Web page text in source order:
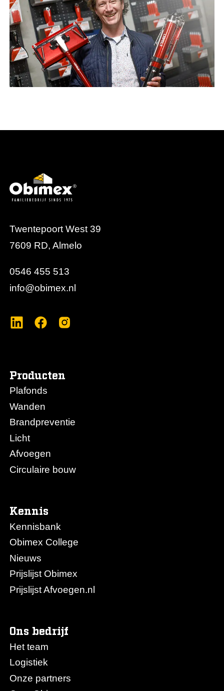
Twentepoort West 39
7609 RD, Almelo
0546 455 513
info@obimex.nl
Producten
Plafonds
Wanden
Brandpreventie
Licht
Afvoegen
Circulaire bouw
Kennis
Kennisbank
Obimex College
Nieuws
Prijslijst Obimex
Prijslijst Afvoegen.nl
Ons bedrijf
Het team
Logistiek
Onze partners